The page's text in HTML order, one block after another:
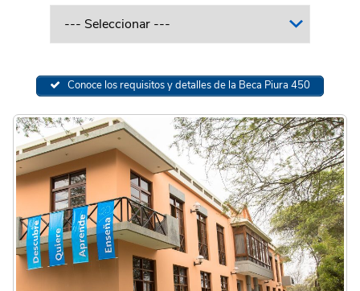
Conoce los requisitos y detalles de la Beca Piura 450